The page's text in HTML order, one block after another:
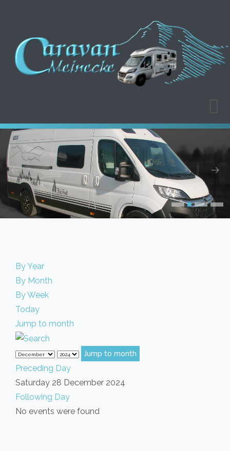
By Year
By Month
By Week
Today
Jump to month
Jump to month
Preceding Day
Saturday 28 December 2024
Following Day
No events were found